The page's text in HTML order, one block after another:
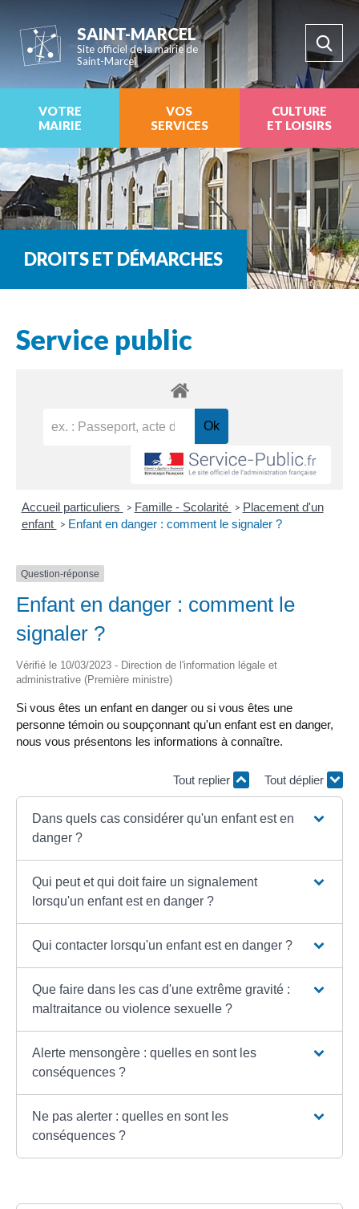
SAINT-MARCEL
Site officiel de la mairie de
Saint-Marcel
VOTRE
MAIRIE
VOS
SERVICES
CULTURE
ET LOISIRS
DROITS ET DÉMARCHES
Service public
Accueil particuliers > Famille - Scolarité > Placement d'un
enfant > Enfant en danger : comment le signaler ?
Question-réponse
Enfant en danger : comment le
signaler ?
Vérifié le 10/03/2023 - Direction de l'information légale et
administrative (Première ministre)
Si vous êtes un enfant en danger ou si vous êtes une
personne témoin ou soupçonnant qu'un enfant est en danger,
nous vous présentons les informations à connaître.
Tout replier Tout déplier
Dans quels cas considérer qu'un enfant est en
danger ?
Qui peut et qui doit faire un signalement
lorsqu'un enfant est en danger ?
Qui contacter lorsqu'un enfant est en danger ?
Que faire dans les cas d'une extrême gravité :
maltraitance ou violence sexuelle ?
Alerte mensongère : quelles en sont les
conséquences ?
Ne pas alerter : quelles en sont les
conséquences ?